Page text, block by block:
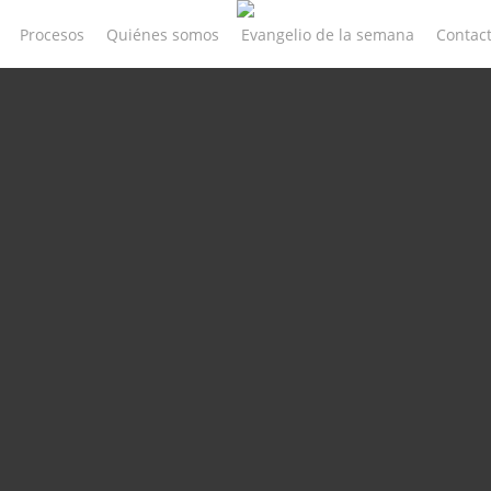
Procesos Quiénes somos Evangelio de la semana